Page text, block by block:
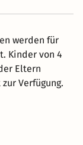
werden für
Kinder von 4
Eltern
Verfügung.